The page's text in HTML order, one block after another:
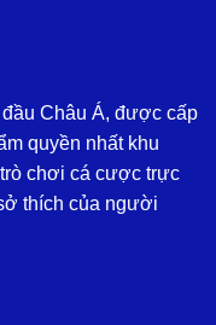
Châu Á, được cấp
quyền nhất khu
chơi cá cược trực
thích của người